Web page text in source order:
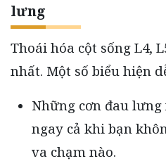
lưng
Thoái hóa cột sống L4,
nhất. Một số biểu hiện
Những cơn đau
ngay cả khi bạn
va chạm nào.